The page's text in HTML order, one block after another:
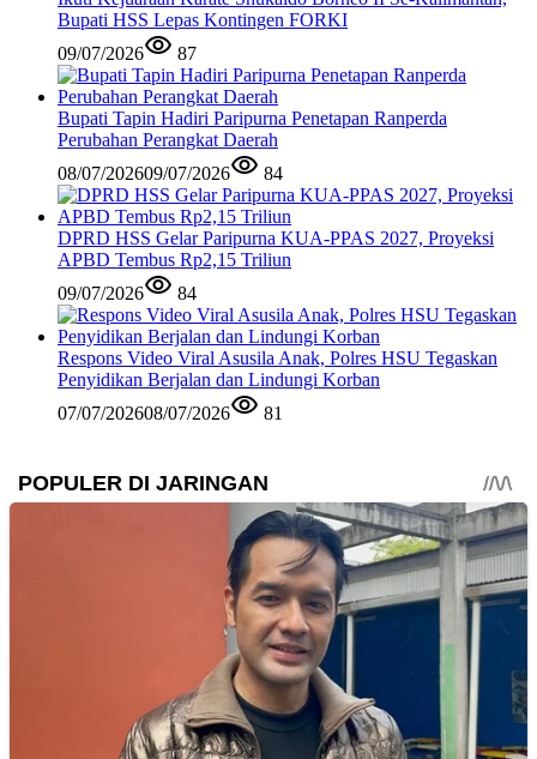
Bupati HSS Lepas Kontingen FORKI
09/07/2026
87
Bupati Tapin Hadiri Paripurna Penetapan Ranperda
Perubahan Perangkat Daerah
08/07/202609/07/2026 84
DPRD HSS Gelar Paripurna KUA-PPAS 2027, Proyeksi
APBD Tembus Rp2,15 Triliun
09/07/2026
84
Respons Video Viral Asusila Anak, Polres HSU Tegaskan
Penyidikan Berjalan dan Lindungi Korban
07/07/202608/07/2026 81